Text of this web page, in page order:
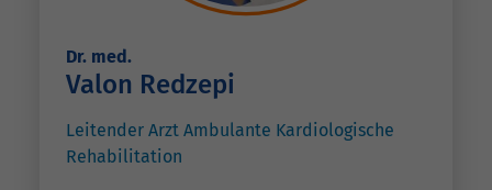
Dr. med.
Valon Redzepi
Leitender Arzt Ambulante Kardiologische
Rehabilitation